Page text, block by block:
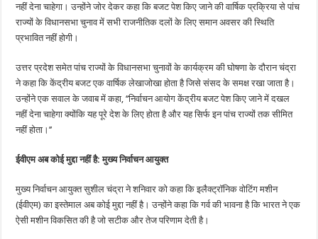
नहीं देना चाहेगा। उन्होंने जोर देकर कहा कि बजट पेश किए जाने की वार्षिक प्रक्रिया से पांच
राज्यों के विधानसभा चुनाव में सभी राजनीतिक दलों के लिए समान अवसर की स्थिति
प्रभावित नहीं होगी।
उत्तर प्रदेश समेत पांच राज्यों के विधानसभा चुनावों के कार्यक्रम की घोषणा के दौरान चंद्रा
ने कहा कि केंद्रीय बजट एक वार्षिक लेखाजोखा होता है जिसे संसद के समक्ष रखा जाता है।
उन्होंने एक सवाल के जवाब में कहा, ‘‘निर्वाचन आयोग केंद्रीय बजट पेश किए जाने में दखल
नहीं देना चाहेगा क्योंकि यह पूरे देश के लिए होता है और यह सिर्फ इन पांच राज्यों तक सीमित
नहीं होता।’’
ईवीएम अब कोई मुद्दा नहीं है: मुख्य निर्वाचन आयुक्त
मुख्य निर्वाचन आयुक्त सुशील चंद्रा ने शनिवार को कहा कि इलैक्ट्रॉनिक वोटिंग मशीन
(ईवीएम) का इस्तेमाल अब कोई मुद्दा नहीं है। उन्होंने कहा कि गर्व की भावना है कि भारत ने एक
ऐसी मशीन विकसित की है जो सटीक और तेज परिणाम देती है।